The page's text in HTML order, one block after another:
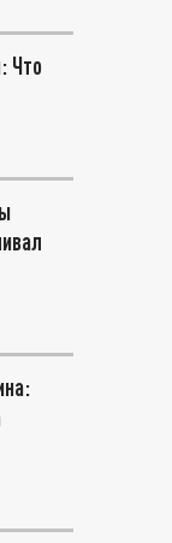
Что